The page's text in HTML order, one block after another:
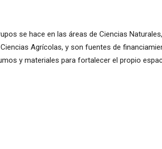
se hace en las áreas de Ciencias
Agrícolas, y son fuentes de
y materiales para fortalecer el propio